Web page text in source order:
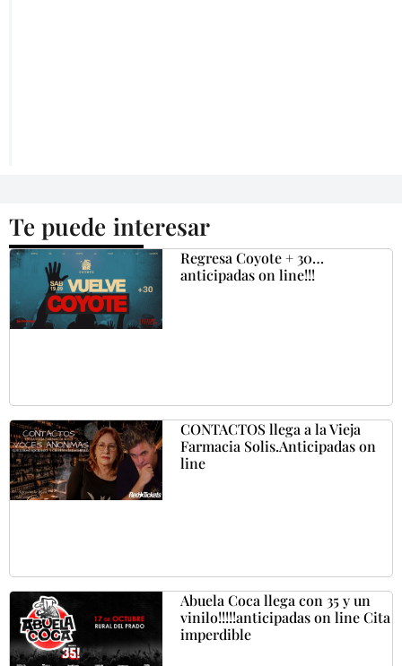
Te puede interesar
Regresa Coyote + 30…
anticipadas on line!!!
CONTACTOS llega a la Vieja
Farmacia Solis.Anticipadas on
line
Abuela Coca llega con 35 y un
vinilo!!!!!anticipadas on line Cita
imperdible